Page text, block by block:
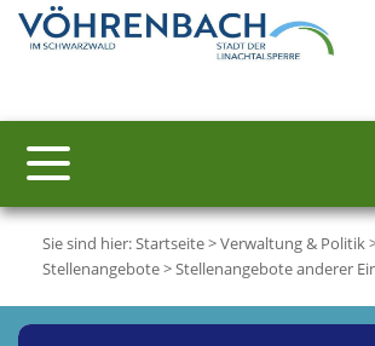
Sie sind hier:Startseite>Verwaltung & Politik
Stellenangebote>Stellenangebote anderer